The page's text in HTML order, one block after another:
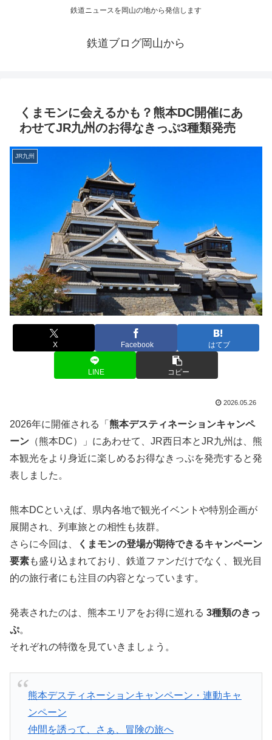
鉄道ニュースを岡山の地から発信します
鉄道ブログ岡山から
くまモンに会えるかも？熊本DC開催にあ
わせてJR九州のお得なきっぷ3種類発売
JR九州
X Facebook はてブ
LINE コピー
2026.05.26
2026年に開催される「 熊本デスティネーションキャンペ
ーン （熊本DC）」にあわせて、JR西日本とJR九州は、熊
本観光をより身近に楽しめるお得なきっぷを発売すると発
表しました。
熊本DCといえば、県内各地で観光イベントや特別企画が
展開され、列車旅との相性も抜群。
さらに今回は、
くまモンの登場が期待できるキャンペーン
要素も盛り込まれており、鉄道ファンだけでなく、観光目
的の旅行者にも注目の内容となっています。
発表されたのは、熊本エリアをお得に巡れる 3種類のきっ
ぷ。
それぞれの特徴を見ていきましょう。
熊本デスティネーションキャンペーン・連動キャ
ンペーン
仲間を誘って、さぁ、冒険の旅へ